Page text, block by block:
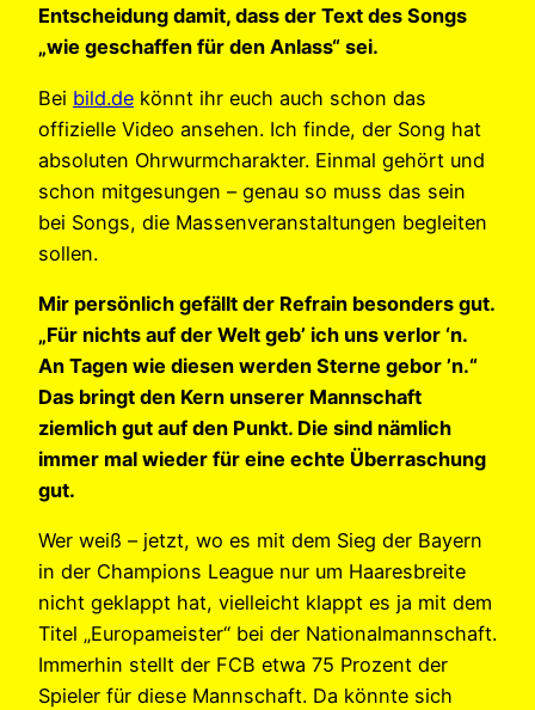
Entscheidung damit, dass der Text des Songs
„wie geschaffen für den Anlass“ sei.
Bei bild.de könnt ihr euch auch schon das
offizielle Video ansehen. Ich finde, der Song hat
absoluten Ohrwurmcharakter. Einmal gehört und
schon mitgesungen – genau so muss das sein
bei Songs, die Massenveranstaltungen begleiten
sollen.
Mir persönlich gefällt der Refrain besonders gut.
„Für nichts auf der Welt geb’ ich uns verlor ‘n.
An Tagen wie diesen werden Sterne gebor ’n.“
Das bringt den Kern unserer Mannschaft
ziemlich gut auf den Punkt. Die sind nämlich
immer mal wieder für eine echte Überraschung
gut.
Wer weiß – jetzt, wo es mit dem Sieg der Bayern
in der Champions League nur um Haaresbreite
nicht geklappt hat, vielleicht klappt es ja mit dem
Titel „Europameister“ bei der Nationalmannschaft.
Immerhin stellt der FCB etwa 75 Prozent der
Spieler für diese Mannschaft. Da könnte sich